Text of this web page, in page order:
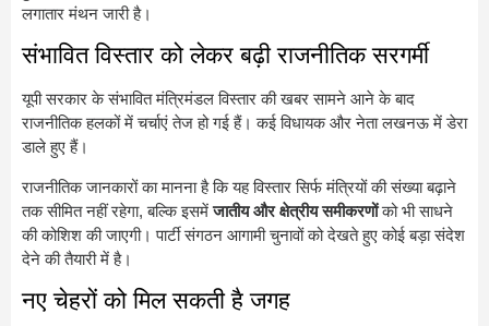
लगातार मंथन जारी है।
संभावित विस्तार को लेकर बढ़ी राजनीतिक सरगर्मी
यूपी सरकार के संभावित मंत्रिमंडल विस्तार की खबर सामने आने के बाद
राजनीतिक हलकों में चर्चाएं तेज हो गई हैं। कई विधायक और नेता लखनऊ में डेरा
डाले हुए हैं।
राजनीतिक जानकारों का मानना है कि यह विस्तार सिर्फ मंत्रियों की संख्या बढ़ाने
तक सीमित नहीं रहेगा, बल्कि इसमेंजातीय और क्षेत्रीय समीकरणोंको भी साधने
की कोशिश की जाएगी। पार्टी संगठन आगामी चुनावों को देखते हुए कोई बड़ा संदेश
देने की तैयारी में है।
नए चेहरों को मिल सकती है जगह